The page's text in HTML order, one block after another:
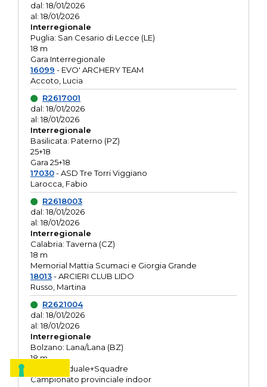
dal: 18/01/2026
al: 18/01/2026
Interregionale
Puglia: San Cesario di Lecce (LE)
18 m
Gara Interregionale
16099 - EVO' ARCHERY TEAM
Accoto, Lucia
R2617001
dal: 18/01/2026
al: 18/01/2026
Interregionale
Basilicata: Paterno (PZ)
25+18
Gara 25+18
17030- ASD Tre Torri Viggiano
Larocca, Fabio
R2618003
dal: 18/01/2026
al: 18/01/2026
Interregionale
Calabria: Taverna (CZ)
18 m
Memorial Mattia Scumaci e Giorgia Grande
18013- ARCIERI CLUB LIDO
Russo, Martina
R2621004
dal: 18/01/2026
al: 18/01/2026
Interregionale
Bolzano: Lana/Lana (BZ)
18 m
O.R. Individuale+Squadre
Campionato provinciale indoor